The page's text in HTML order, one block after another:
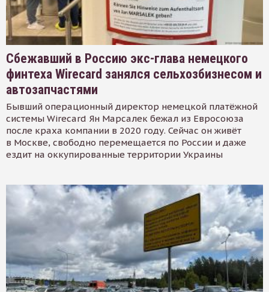
Сбежавший в Россию экс-глава немецкого
финтеха Wirecard занялся сельхозбизнесом и
автозапчастями
Бывший операционный директор немецкой платёжной
системы Wirecard Ян Марсалек бежал из Евросоюза
после краха компании в 2020 году. Сейчас он живёт
в Москве, свободно перемещается по России и даже
ездит на оккупированные территории Украины